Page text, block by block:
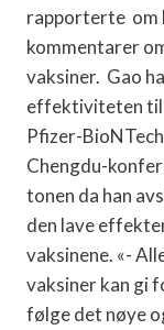
rapporterte om
kommentarer
vaksiner. Gao
effektiviteten til
Pfizer-
Chengdu-
tonen da han
den lave
vaksinene. «-
vaksiner kan gi
følge det nøye